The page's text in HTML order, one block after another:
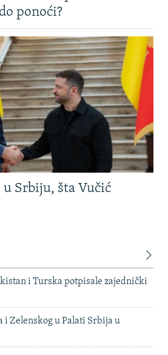
ponoći?
Srbiju, šta Vučić
i Turska potpisale zajednički
i Zelenskog u Palati Srbija u